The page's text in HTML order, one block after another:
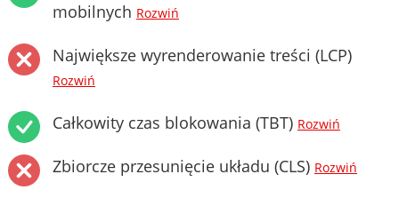
mobilnych Rozwiń
Największe wyrenderowanie treści (LCP)
Rozwiń
Całkowity czas blokowania (TBT) Rozwiń
Zbiorcze przesunięcie układu (CLS) Rozwiń